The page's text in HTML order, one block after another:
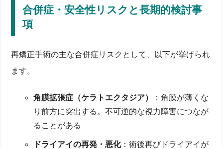
合併症・安全性リスクと長期的検討事
項
再矯正手術の主な合併症リスクとして、以下が挙げられ
ます。
角膜拡張症（ケラトエクタジア）
：角膜が薄くな
り前方に突出する。不可逆的な視力障害につなが
ることがある
ドライアイの再発・悪化：術後再びドライアイが